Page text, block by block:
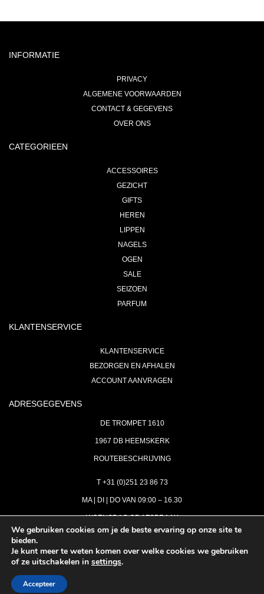
INFORMATIE
PRIVACY
ALGEMENE VOORWAARDEN
CONTACT & GEGEVENS
OVER ONS
CATEGORIEEN
ACCESSOIRES
GEZICHT
GIFTS
HEREN
LIPPEN
NAGELS
OGEN
SALE
SEIZOEN
PARFUM
KLANTENSERVICE
KLANTENSERVICE
BEZORGEN EN AFHALEN
ACCOUNT AANVRAGEN
ADRESGEGEVENS
DE TROMPET 1610
1967 DB HEEMSKERK
ROUTEBESCHRIJVING
T +31 (0)251 23 86 73
MA | DI | DO VAN 09:00 – 16.30
WOENSDAG OP AFSPRAAK
INFO@ASTH.NL
We gebruiken cookies om je de beste ervaring op onze site te
bieden.
Je kunt meer te weten komen over welke cookies we gebruiken
of ze uitschakelen in settings.
Accepteer